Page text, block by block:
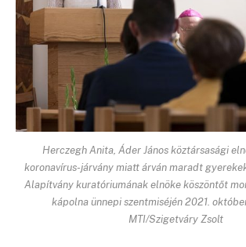
Herczegh Anita, Áder János köztársasági
koronavírus-járvány miatt árván maradt
Alapítvány kuratóriumának elnöke köszöntőt
kápolna ünnepi szentmiséjén 2021.
MTI/Szigetváry Zsolt